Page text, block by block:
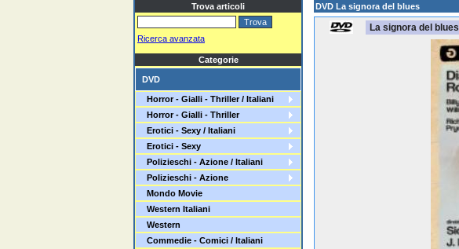
Trova articoli
Ricerca avanzata
Categorie
DVD
Horror - Gialli - Thriller / Italiani
Horror - Gialli - Thriller
Erotici - Sexy / Italiani
Erotici - Sexy
Polizieschi - Azione / Italiani
Polizieschi - Azione
Mondo Movie
Western Italiani
Western
Commedie - Comici / Italiani
DVD La signora del blues
La signora del blues